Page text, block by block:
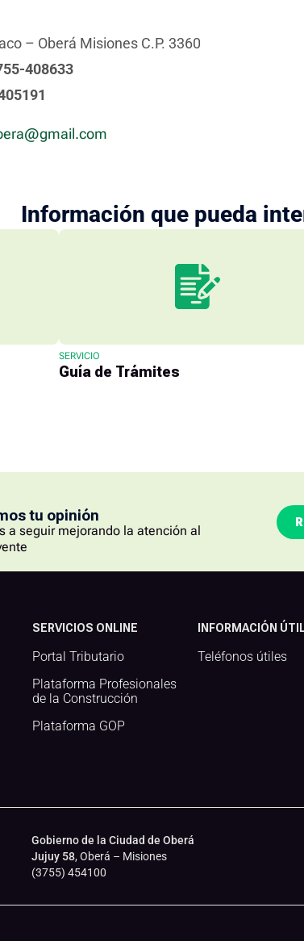
– Oberá Misiones C.P. 3360
408633
Información que pueda
SERVICIO
Guía de Trámites
tu opinión
a seguir mejorando la atención al
SERVICIOS ONLINE
Portal Tributario
Plataforma Profesionales
de la Construcción
Plataforma GOP
INFORMACIÓN
Teléfonos útiles
Gobierno de la Ciudad de Oberá
Jujuy 58, Oberá – Misiones
(3755) 454100